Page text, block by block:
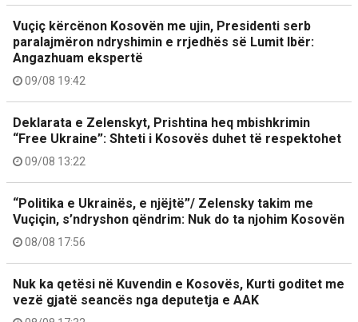
Vuçiç kërcënon Kosovën me ujin, Presidenti serb
paralajmëron ndryshimin e rrjedhës së Lumit Ibër:
Angazhuam ekspertë
09/08 19:42
Deklarata e Zelenskyt, Prishtina heq mbishkrimin
“Free Ukraine”: Shteti i Kosovës duhet të respektohet
09/08 13:22
“Politika e Ukrainës, e njëjtë”/ Zelensky takim me
Vuçiçin, s’ndryshon qëndrim: Nuk do ta njohim Kosovën
08/08 17:56
Nuk ka qetësi në Kuvendin e Kosovës, Kurti goditet me
vezë gjatë seancës nga deputetja e AAK